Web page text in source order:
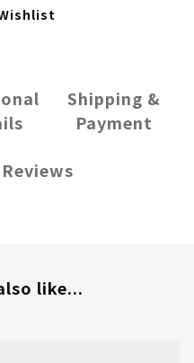
Shipping &
Payment
like...